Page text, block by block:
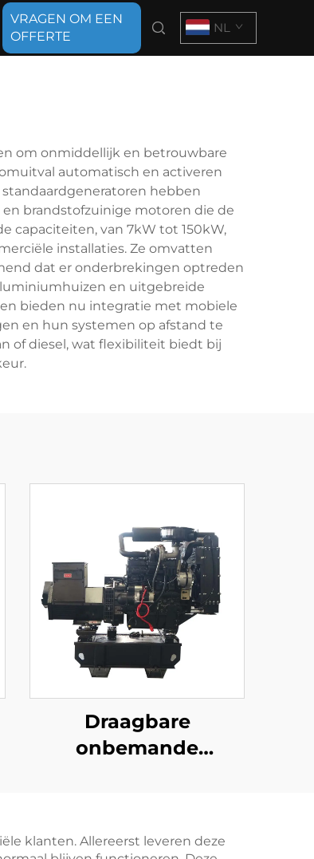
VRAGEN OM EEN
OFFERTE
NL
om onmiddellijk en betrouwbare
automatisch en activeren
hebben
brandstofzuinige motoren die de
capaciteiten, van 7kW tot 150kW,
installaties. Ze omvatten
dat er onderbrekingen optreden
en uitgebreide
bieden nu integratie met mobiele
en hun systemen op afstand te
of diesel, wat flexibiliteit biedt bij
Draagbare
onbemande
voor het opladen
klanten. Allereerst leveren deze